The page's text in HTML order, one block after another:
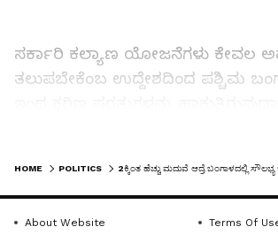
ಸರ್ಕಾರಿ ಕಲ್ಯಾಣ ಯೋಜನೆಗಳು ಕೇವಲ
ತಲುಪಬೇಕೆಂಬ ಉದ್ದೇಶದಿಂದ ಪಶ್ಚಿಮ
Related Articles
HOME POLITICS 2ಕ್ಕಿಂತ ಹೆಚ್ಚು ಮದುವೆ ಆದ್ರೆ ಬಂಗಾಳದಲ್ಲಿ
About Website
Terms Of